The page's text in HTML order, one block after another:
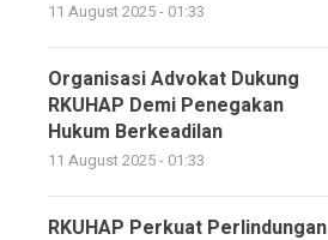
11 August 2025 - 01:33
Organisasi Advokat Dukung
RKUHAP Demi Penegakan
Hukum Berkeadilan
11 August 2025 - 01:33
RKUHAP Perkuat Perlindungan